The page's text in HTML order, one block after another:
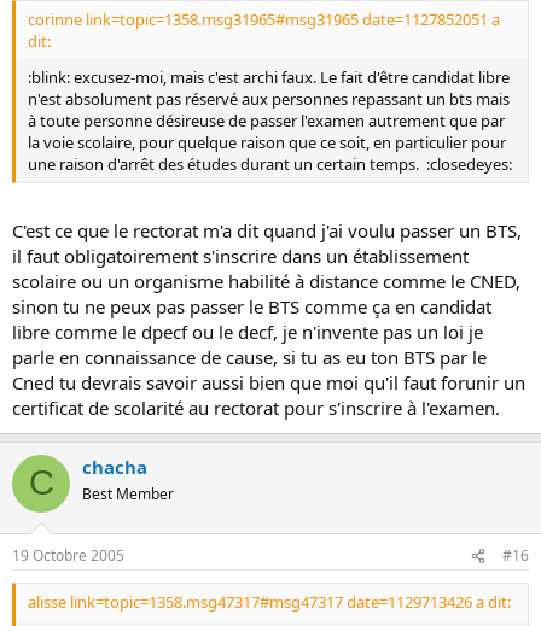
corinne link=topic=1358.msg31965#msg31965 date=1127852051 a
dit:
:blink: excusez-moi, mais c'est archi faux. Le fait d'être candidat libre
n'est absolument pas réservé aux personnes repassant un bts mais
à toute personne désireuse de passer l'examen autrement que par
la voie scolaire, pour quelque raison que ce soit, en particulier pour
une raison d'arrêt des études durant un certain temps. :closedeyes:
C'est ce que le rectorat m'a dit quand j'ai voulu passer un BTS,
il faut obligatoirement s'inscrire dans un établissement
scolaire ou un organisme habilité à distance comme le CNED,
sinon tu ne peux pas passer le BTS comme ça en candidat
libre comme le dpecf ou le decf, je n'invente pas un loi je
parle en connaissance de cause, si tu as eu ton BTS par le
Cned tu devrais savoir aussi bien que moi qu'il faut forunir un
certificat de scolarité au rectorat pour s'inscrire à l'examen.
C chacha
Best Member
19 Octobre 2005 #16
alisse link=topic=1358.msg47317#msg47317 date=1129713426 a dit: